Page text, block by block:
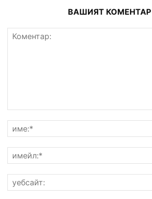
ВАШИЯТ КОМЕНТАР